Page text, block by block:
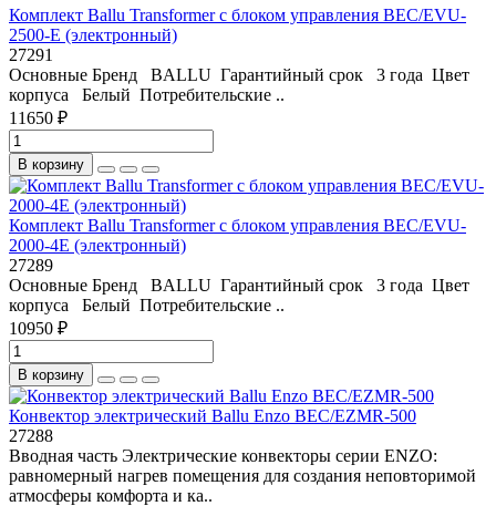
Комплект Ballu Transformer с блоком управления BEC/EVU-
2500-E (электронный)
27291
Основные Бренд BALLU Гарантийный срок 3 года Цвет
корпуса Белый Потребительские ..
11650 ₽
В корзину
Комплект Ballu Transformer с блоком управления BEC/EVU-
2000-4E (электронный)
27289
Основные Бренд BALLU Гарантийный срок 3 года Цвет
корпуса Белый Потребительские ..
10950 ₽
В корзину
Конвектор электрический Ballu Enzo BEC/EZMR-500
27288
Вводная часть Электрические конвекторы серии ENZO:
равномерный нагрев помещения для создания неповторимой
атмосферы комфорта и ка..